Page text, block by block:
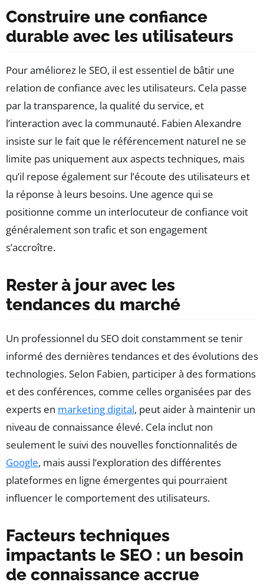
Construire une confiance
durable avec les utilisateurs
Pour améliorez le SEO, il est essentiel de bâtir une
relation de confiance avec les utilisateurs. Cela passe
par la transparence, la qualité du service, et
l’interaction avec la communauté. Fabien Alexandre
insiste sur le fait que le référencement naturel ne se
limite pas uniquement aux aspects techniques, mais
qu’il repose également sur l’écoute des utilisateurs et
la réponse à leurs besoins. Une agence qui se
positionne comme un interlocuteur de confiance voit
généralement son trafic et son engagement
s’accroître.
Rester à jour avec les
tendances du marché
Un professionnel du SEO doit constamment se tenir
informé des dernières tendances et des évolutions des
technologies. Selon Fabien, participer à des formations
et des conférences, comme celles organisées par des
experts en marketing digital, peut aider à maintenir un
niveau de connaissance élevé. Cela inclut non
seulement le suivi des nouvelles fonctionnalités de
Google, mais aussi l’exploration des différentes
plateformes en ligne émergentes qui pourraient
influencer le comportement des utilisateurs.
Facteurs techniques
impactants le SEO : un besoin
de connaissance accrue